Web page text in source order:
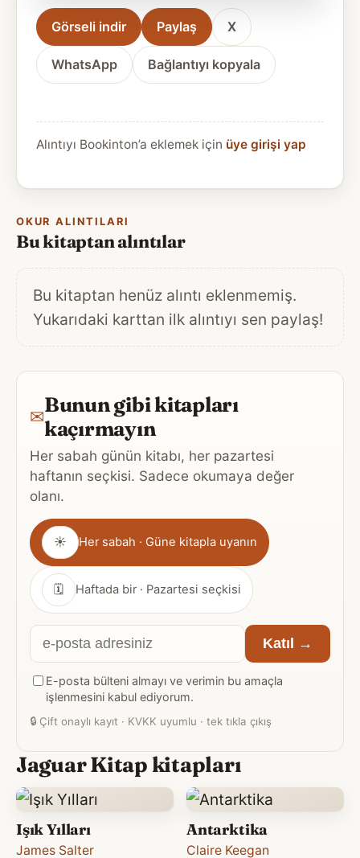
Görseli indir Paylaş X
WhatsApp Bağlantıyı kopyala
Alıntıyı Bookinton’a eklemek için üye girişi yap
OKUR ALINTILARI
Bu kitaptan alıntılar
Bu kitaptan henüz alıntı eklenmemiş.
Yukarıdaki karttan ilk alıntıyı sen paylaş!
✉Bunun gibi kitapları
kaçırmayın
Her sabah günün kitabı, her pazartesi
haftanın seçkisi. Sadece okumaya değer
olanı.
Gönderim
sıklığı
☀ Her sabah · Güne kitapla uyanın
🗓 Haftada bir · Pazartesi seçkisi
E-
posta
adresiniz
Katıl →
E-posta bülteni almayı ve verimin bu amaçla
işlenmesini kabul ediyorum.
🔒 Çift onaylı kayıt · KVKK uyumlu · tek tıkla çıkış
Jaguar Kitap kitapları
Işık Yılları
James Salter
Antarktika
Claire Keegan